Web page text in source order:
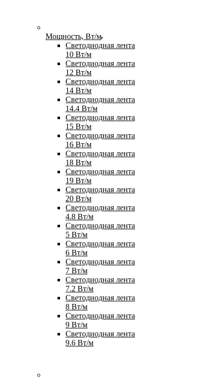
Мощность, Вт/м
Светодиодная лента
10 Вт/м
Светодиодная лента
12 Вт/м
Светодиодная лента
14 Вт/м
Светодиодная лента
14.4 Вт/м
Светодиодная лента
15 Вт/м
Светодиодная лента
16 Вт/м
Светодиодная лента
18 Вт/м
Светодиодная лента
19 Вт/м
Светодиодная лента
20 Вт/м
Светодиодная лента
4.8 Вт/м
Светодиодная лента
5 Вт/м
Светодиодная лента
6 Вт/м
Светодиодная лента
7 Вт/м
Светодиодная лента
7.2 Вт/м
Светодиодная лента
8 Вт/м
Светодиодная лента
9 Вт/м
Светодиодная лента
9.6 Вт/м